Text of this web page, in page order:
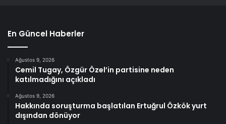
En Güncel Haberler
Ağustos 9, 2026
Cemil Tugay, Özgür Özel’in partisine neden
katılmadığını açıkladı
Ağustos 9, 2026
Hakkında soruşturma başlatılan Ertuğrul Özkök yurt
dışından dönüyor